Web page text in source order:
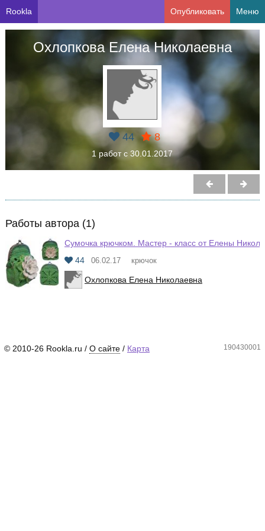
Rookla Опубликовать Меню
Охлопкова Елена Николаевна
44 8
1 работ с 30.01.2017
Работы автора (1)
Сумочка крючком. Мастер - класс от Елены
44
06.02.17 крючок
Охлопкова Елена Николаевна
© 2010-26 Rookla.ru / О сайте / Карта 190430001